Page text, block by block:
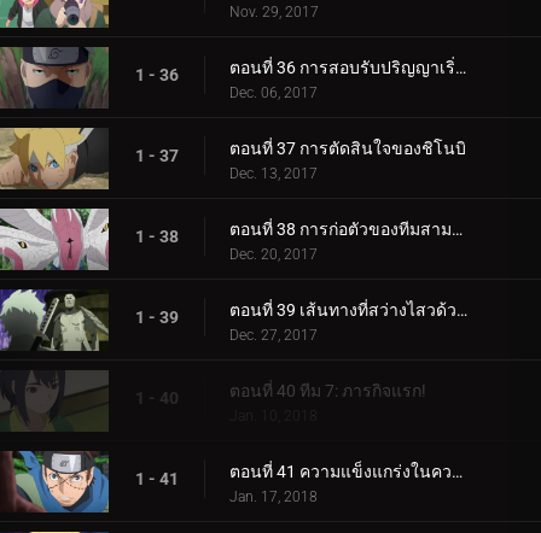
Nov. 29, 2017
1 - 36 ตอนที่ 36 การสอบรับปริญญาเริ่มต้นขึ้นแล้ว!
Dec. 06, 2017
1 - 37 ตอนที่ 37 การตัดสินใจของชิโนบิ
Dec. 13, 2017
1 - 38 ตอนที่ 38 การก่อตัวของทีมสามคน?
Dec. 20, 2017
1 - 39 ตอนที่ 39 เส้นทางที่สว่างไสวด้วยพระจันทร์เต็มดวง
Dec. 27, 2017
1 - 40 ตอนที่ 40 ทีม 7: ภารกิจแรก!
Jan. 10, 2018
1 - 41 ตอนที่ 41 ความแข็งแกร่งในความสามัคคี
Jan. 17, 2018